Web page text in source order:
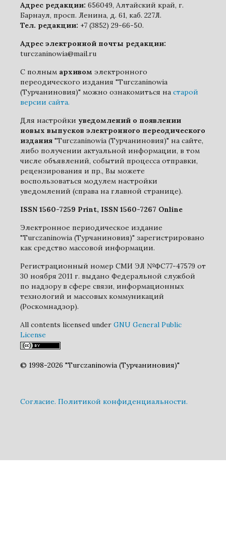
Адрес редакции: 656049, Алтайский край, г.
Барнаул, просп. Ленина, д. 61, каб. 227Л.
Тел. редакции: +7 (3852) 29-66-50.
Адрес электронной почты редакции:
turczaninowia@mail.ru
С полным архивом электронного
переодического издания "Turczaninowia
(Турчаниновия)" можно ознакомиться на старой
версии сайта.
Для настройки уведомлений о появлении
новых выпусков электронного переодического
издания "Turczaninowia (Турчаниновия)" на сайте,
либо получении актуальной информации, в том
числе объявлений, событий процесса отправки,
рецензирования и пр., Вы можете
воспользоваться модулем настройки
уведомлений (справа на главной странице).
ISSN 1560-7259 Print, ISSN 1560-7267 Online
Электронное периодическое издание
"Turczaninowia (Турчаниновия)" зарегистрировано
как средство массовой информации.
Регистрационный номер СМИ ЭЛ №ФС77-47579 от
30 ноября 2011 г. выдано Федеральной службой
по надзору в сфере связи, информационных
технологий и массовых коммуникаций
(Роскомнадзор).
All contents licensed under GNU General Public
License
© 1998-2026 "Turczaninowia (Турчаниновия)"
Cогласие. Политикой конфиденциальности.